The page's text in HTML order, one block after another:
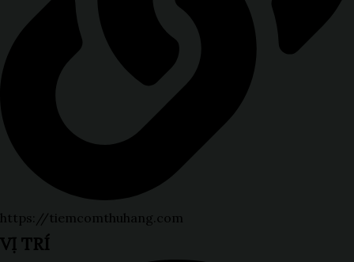
https://tiemcomthuhang.com
VỊ TRÍ